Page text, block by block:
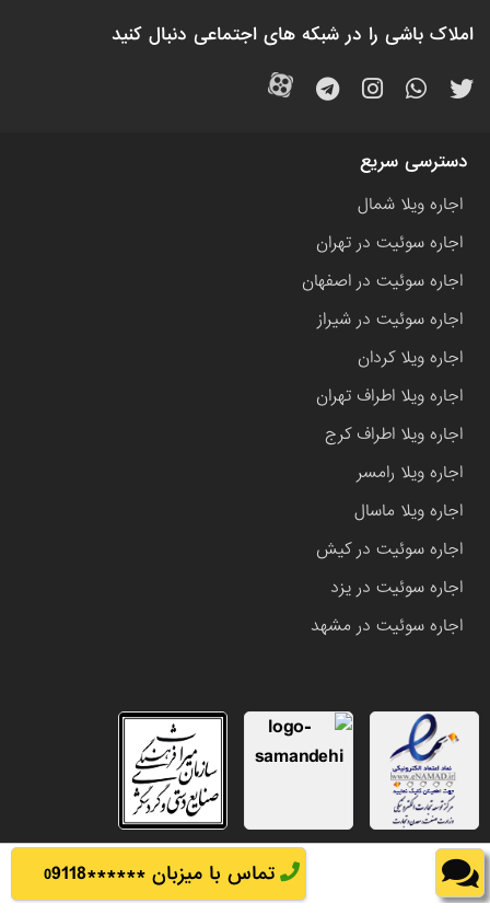
تماس با میزبان ****** 09118
املاک باشی را در شبکه های اجتماعی دنبال کنید
دسترسی سریع
اجاره ویلا شمال
اجاره سوئیت در تهران
اجاره سوئیت در اصفهان
اجاره سوئیت در شیراز
اجاره ویلا کردان
اجاره ویلا اطراف تهران
اجاره ویلا اطراف کرج
اجاره ویلا رامسر
اجاره ویلا ماسال
اجاره سوئیت در کیش
اجاره سوئیت در یزد
اجاره سوئیت در مشهد
تمامی حقوق این وب سایت متعلق به املاک باشی می باشد.